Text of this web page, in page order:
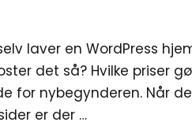
laver en WordPress
det så? Hvilke priser
for nybegynderen. Når
er der …